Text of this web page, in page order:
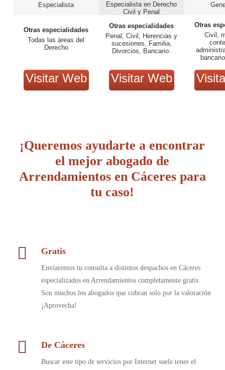
Especialista
Otras especialidades
Todas las áreas del
Derecho
Visitar Web
Especialista en Derecho
Civil y Penal
Otras especialidades
Penal, Civil, Herencias y
sucesiones, Familia,
Divorcios, Bancario.
Visitar Web
Otras
Civil,
¡Queremos ayudarte a encontrar
el mejor abogado de
Arrendamientos en Cáceres para
tu caso!
Gratis
Enviaremos tu consulta a distintos despachos en Cáceres
especializados en Arrendamientos completamente gratis.
Son muchos los abogados que cobran solo por la valoración
¡Aprovecha!
De Cáceres
Buscar este tipo de servicios por Internet suele tener el